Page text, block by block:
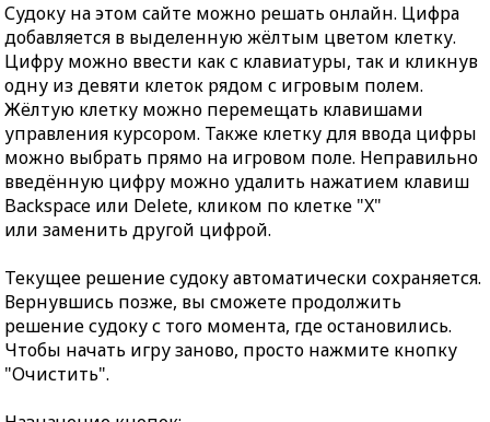
Судоку на этом сайте можно решать онлайн. Цифра
добавляется в выделенную жёлтым цветом клетку.
Цифру можно ввести как с клавиатуры, так и кликнув
одну из девяти клеток рядом с игровым полем.
Жёлтую клетку можно перемещать клавишами
управления курсором. Также клетку для ввода цифры
можно выбрать прямо на игровом поле. Неправильно
введённую цифру можно удалить нажатием клавиш
Backspace или Delete, кликом по клетке "X"
или заменить другой цифрой.
Текущее решение судоку автоматически сохраняется.
Вернувшись позже, вы сможете продолжить
решение судоку с того момента, где остановились.
Чтобы начать игру заново, просто нажмите кнопку
"Очистить".